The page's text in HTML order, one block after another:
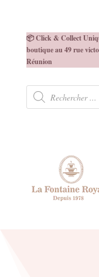
📦 Click & Collect
boutique au 49 rue
Réunion
Recherche
produits